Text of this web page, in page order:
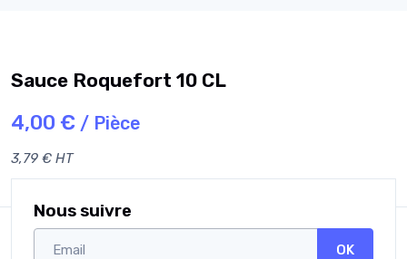
Sauce Roquefort 10 CL
4,00 € / Pièce
3,79 € HT
Nous suivre
OK